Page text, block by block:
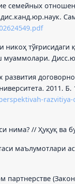
семейных
тўғрисидаги
2011. Б.
нима? // Ҳуқуқ ва
маълумотлари
партнерстве